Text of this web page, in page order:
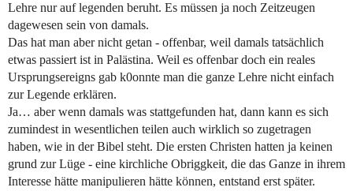
Lehre nur auf legenden beruht. Es müssen ja noch Zeitzeugen
dagewesen sein von damals.
Das hat man aber nicht getan - offenbar, weil damals tatsächlich
etwas passiert ist in Palästina. Weil es offenbar doch ein reales
Ursprungsereigns gab k0onnte man die ganze Lehre nicht einfach
zur Legende erklären.
Ja… aber wenn damals was stattgefunden hat, dann kann es sich
zumindest in wesentlichen teilen auch wirklich so zugetragen
haben, wie in der Bibel steht. Die ersten Christen hatten ja keinen
grund zur Lüge - eine kirchliche Obriggkeit, die das Ganze in ihrem
Interesse hätte manipulieren hätte können, entstand erst später.